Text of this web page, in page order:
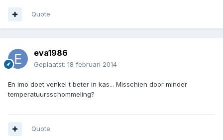
Quote
eva1986
Geplaatst: 18 februari 2014
En imo doet venkel t beter in kas... Misschien door minder
temperatuursschommeling?
Quote